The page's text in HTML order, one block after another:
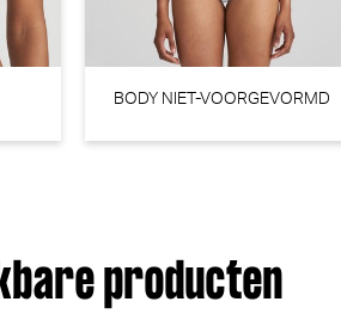
BODY NIET-VOORGEVORMD
producten